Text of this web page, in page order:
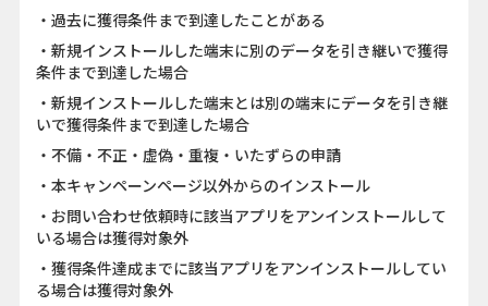
・過去に獲得条件まで到達したことがある
・新規インストールした端末に別のデータを引き継いで獲得
条件まで到達した場合
・新規インストールした端末とは別の端末にデータを引き継
いで獲得条件まで到達した場合
・不備・不正・虚偽・重複・いたずらの申請
・本キャンペーンページ以外からのインストール
・お問い合わせ依頼時に該当アプリをアンインストールして
いる場合は獲得対象外
・獲得条件達成までに該当アプリをアンインストールしてい
る場合は獲得対象外